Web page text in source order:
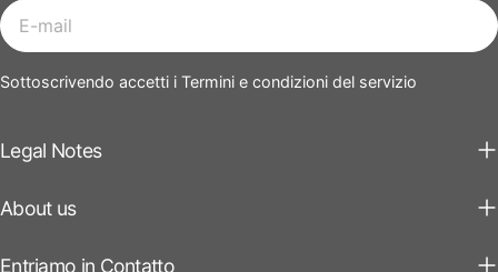
Legal Notes
About us
Entriamo in Contatto
E-
mail
Sottoscrivendo accetti i Termini e condizioni del servizio